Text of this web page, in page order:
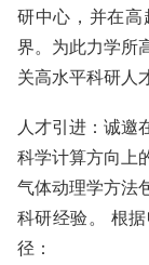
研中心，并在高
界。为此力学所
关高水平科研人
人才引进：诚邀
科学计算方向上
气体动理学方法
科研经验。 根
径：